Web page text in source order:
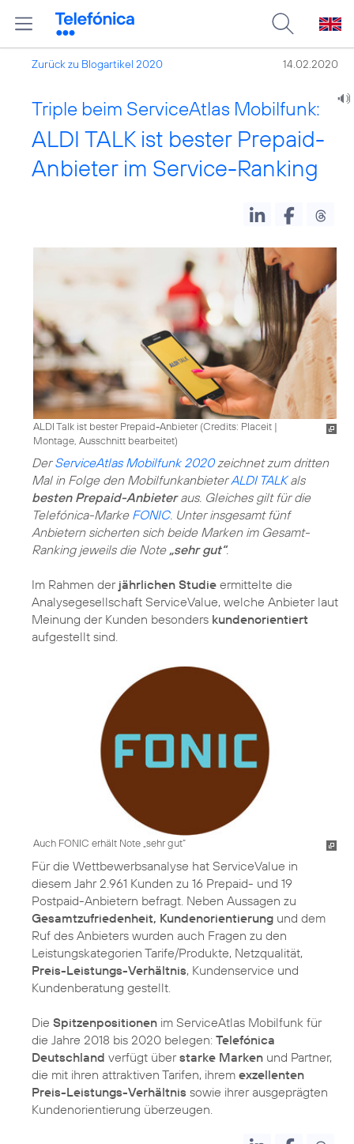
Zurück zu Blogartikel 2020 14.02.2020
Triple beim ServiceAtlas Mobilfunk:
ALDI TALK ist bester Prepaid-
Anbieter im Service-Ranking
ALDI Talk ist bester Prepaid-Anbieter (Credits: Placeit |
Montage, Ausschnitt bearbeitet)
DerServiceAtlas Mobilfunk 2020zeichnet zum dritten
Mal in Folge den MobilfunkanbieterALDI TALKals
besten Prepaid-Anbieteraus. Gleiches gilt für die
Telefónica-Marke FONIC. Unter insgesamt fünf
Anbietern sicherten sich beide Marken im Gesamt-
Ranking jeweils die Note „sehr gut“.
Im Rahmen der jährlichen Studie ermittelte die
Analysegesellschaft ServiceValue, welche Anbieter laut
Meinung der Kunden besonders kundenorientiert
aufgestellt sind.
Auch FONIC erhält Note „sehr gut“
Für die Wettbewerbsanalyse hat ServiceValue in
diesem Jahr 2.961 Kunden zu 16 Prepaid- und 19
Postpaid-Anbietern befragt. Neben Aussagen zu
Gesamtzufriedenheit, Kundenorientierung und dem
Ruf des Anbieters wurden auch Fragen zu den
Leistungskategorien Tarife/Produkte, Netzqualität,
Preis-Leistungs-Verhältnis, Kundenservice und
Kundenberatung gestellt.
Die Spitzenpositionen im ServiceAtlas Mobilfunk für
die Jahre 2018 bis 2020 belegen: Telefónica
Deutschland verfügt überstarke Marken und Partner,
die mit ihren attraktiven Tarifen, ihrem exzellenten
Preis-Leistungs-Verhältnis sowie ihrer ausgeprägten
Kundenorientierung überzeugen.